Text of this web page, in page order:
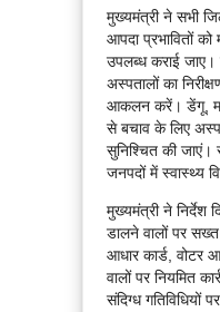
मुख्यमंत्री ने सभी
आपदा प्रभावितों को
उपलब्ध कराई जाए।
अस्पतालों का
आकलन करें। डेंगू,
से बचाव के लिए
सुनिश्चित की जाएं।
जनपदों में स्वास्थ्य
मुख्यमंत्री ने निर्देश
डालने वालों पर
आधार कार्ड, वोटर
वालों पर नियमित
संदिग्ध गतिविधियों